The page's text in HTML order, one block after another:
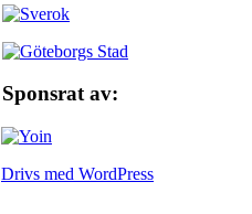
Sponsrat av:
Drivs med WordPress